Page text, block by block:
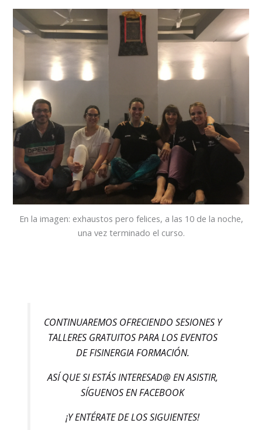
En la imagen: exhaustos pero felices, a las 10 de la noche,
una vez terminado el curso.
CONTINUAREMOS OFRECIENDO SESIONES Y
TALLERES GRATUITOS PARA LOS EVENTOS
DE FISINERGIA FORMACIÓN.
ASÍ QUE SI ESTÁS INTERESAD@ EN ASISTIR,
SÍGUENOS EN FACEBOOK
¡Y ENTÉRATE DE LOS SIGUIENTES!